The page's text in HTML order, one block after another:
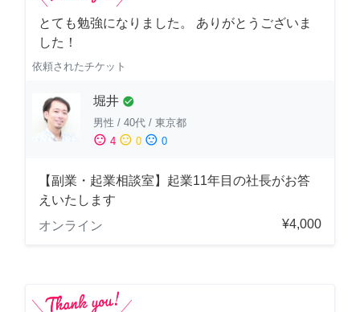
とても勉強になりました。 ありがとうございま
した！
依頼されたチケット
堀井 check_circle
男性 / 40代 / 東京都
sentiment_satisfied 4 sentiment_neutral 0 sentiment_dissatisfied 0
【副業・起業相談室】起業11年目の社長がお答
えいたします
オンライン
¥4,000